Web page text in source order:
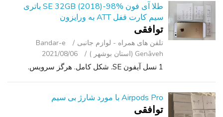
طلا آی فون SE 32GB (2018)-98% باتری
سیم کارت قفل ATT به ورایزون
توافقی
تلفن ‌های همراه - لوازم جانبی
Bandar-e
Genāveh (استان بوشهر )
2021/08/06
1 نسل آیفون SE. شکل کامل. هرگز سرویس.
Airpods Pro با مورد شارژ بی سیم
توافقی